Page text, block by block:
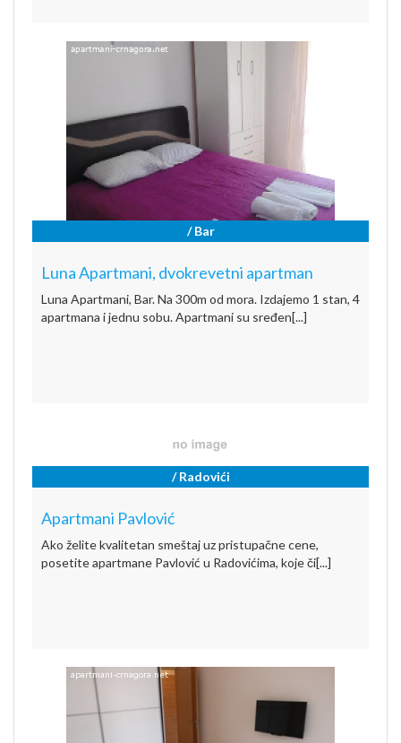
/ Bar
Luna Apartmani, dvokrevetni apartman
Luna Apartmani, Bar. Na 300m od mora. Izdajemo 1 stan, 4
apartmana i jednu sobu. Apartmani su sređen[...]
/ Radovići
Apartmani Pavlović
Ako želite kvalitetan smeštaj uz pristupačne cene,
posetite apartmane Pavlović u Radovićima, koje či[...]